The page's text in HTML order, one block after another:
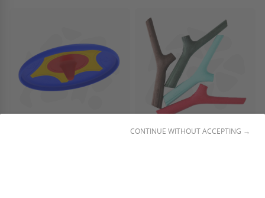
CONTINUE WITHOUT ACCEPTING →